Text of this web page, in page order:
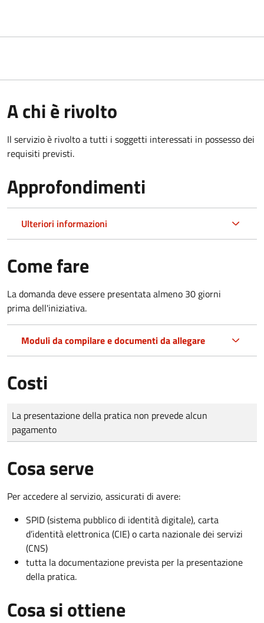
A chi è rivolto
Il servizio è rivolto a tutti i soggetti interessati in possesso dei
requisiti previsti.
Approfondimenti
Ulteriori informazioni
Come fare
La domanda deve essere presentataalmeno 30 giorni
primadell'iniziativa.
Moduli da compilare e documenti da allegare
Costi
Tipo di pagamento
Importo
La presentazione della pratica non prevede alcun
pagamento
Cosa serve
Per accedere al servizio, assicurati di avere:
SPID (sistema pubblico di identità digitale), carta
d’identità elettronica (CIE) o carta nazionale dei servizi
(CNS)
tutta la documentazione prevista per la presentazione
della pratica.
Cosa si ottiene